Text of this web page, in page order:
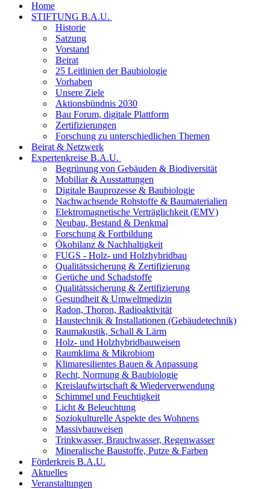
Home
STIFTUNG B.A.U.
Historie
Satzung
Vorstand
Beirat
25 Leitlinien der Baubiologie
Vorhaben
Unsere Ziele
Aktionsbündnis 2030
Bau Forum, digitale Plattform
Zertifizierungen
Forschung zu unterschiedlichen Themen
Beirat & Netzwerk
Expertenkreise B.A.U.
Begrünung von Gebäuden & Biodiversität
Mobiliar & Ausstattungen
Digitale Bauprozesse & Baubiologie
Nachwachsende Rohstoffe & Baumaterialien
Elektromagnetische Verträglichkeit (EMV)
Neubau, Bestand & Denkmal
Forschung & Fortbildung
Ökobilanz & Nachhaltigkeit
FUGS - Holz- und Holzhybridbau
Qualitätssicherung & Zertifizierung
Gerüche und Schadstoffe
Qualitätssicherung & Zertifizierung
Gesundheit & Umweltmedizin
Radon, Thoron, Radioaktivität
Haustechnik & Installationen (Gebäudetechnik)
Raumakustik, Schall & Lärm
Holz- und Holzhybridbauweisen
Raumklima & Mikrobiom
Klimaresilientes Bauen & Anpassung
Recht, Normung & Baubiologie
Kreislaufwirtschaft & Wiederverwendung
Schimmel und Feuchtigkeit
Licht & Beleuchtung
Soziokulturelle Aspekte des Wohnens
Massivbauweisen
Trinkwasser, Brauchwasser, Regenwasser
Mineralische Baustoffe, Putze & Farben
Förderkreis B.A.U.
Aktuelles
Veranstaltungen